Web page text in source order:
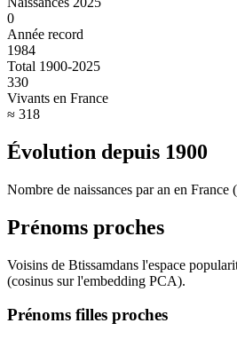
0
Année record
1984
Total 1900-2025
330
Vivants en France
≈ 318
Évolution depuis 1900
Nombre de naissances par an en France
Prénoms proches
Voisins de Btissamdans l'espace
(cosinus sur l'embedding PCA).
Prénoms filles proches